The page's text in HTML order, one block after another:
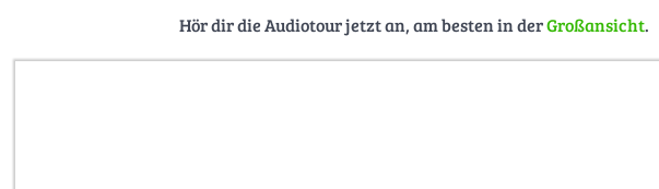
Hör dir die Audiotour jetzt an, am besten in derGroßansicht.